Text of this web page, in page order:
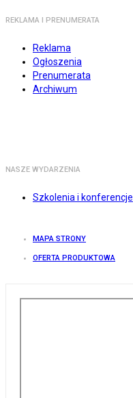
REKLAMA I PRENUMERATA
Reklama
Ogłoszenia
Prenumerata
Archiwum
NASZE WYDARZENIA
Szkolenia i konferencje
MAPA STRONY
OFERTA PRODUKTOWA